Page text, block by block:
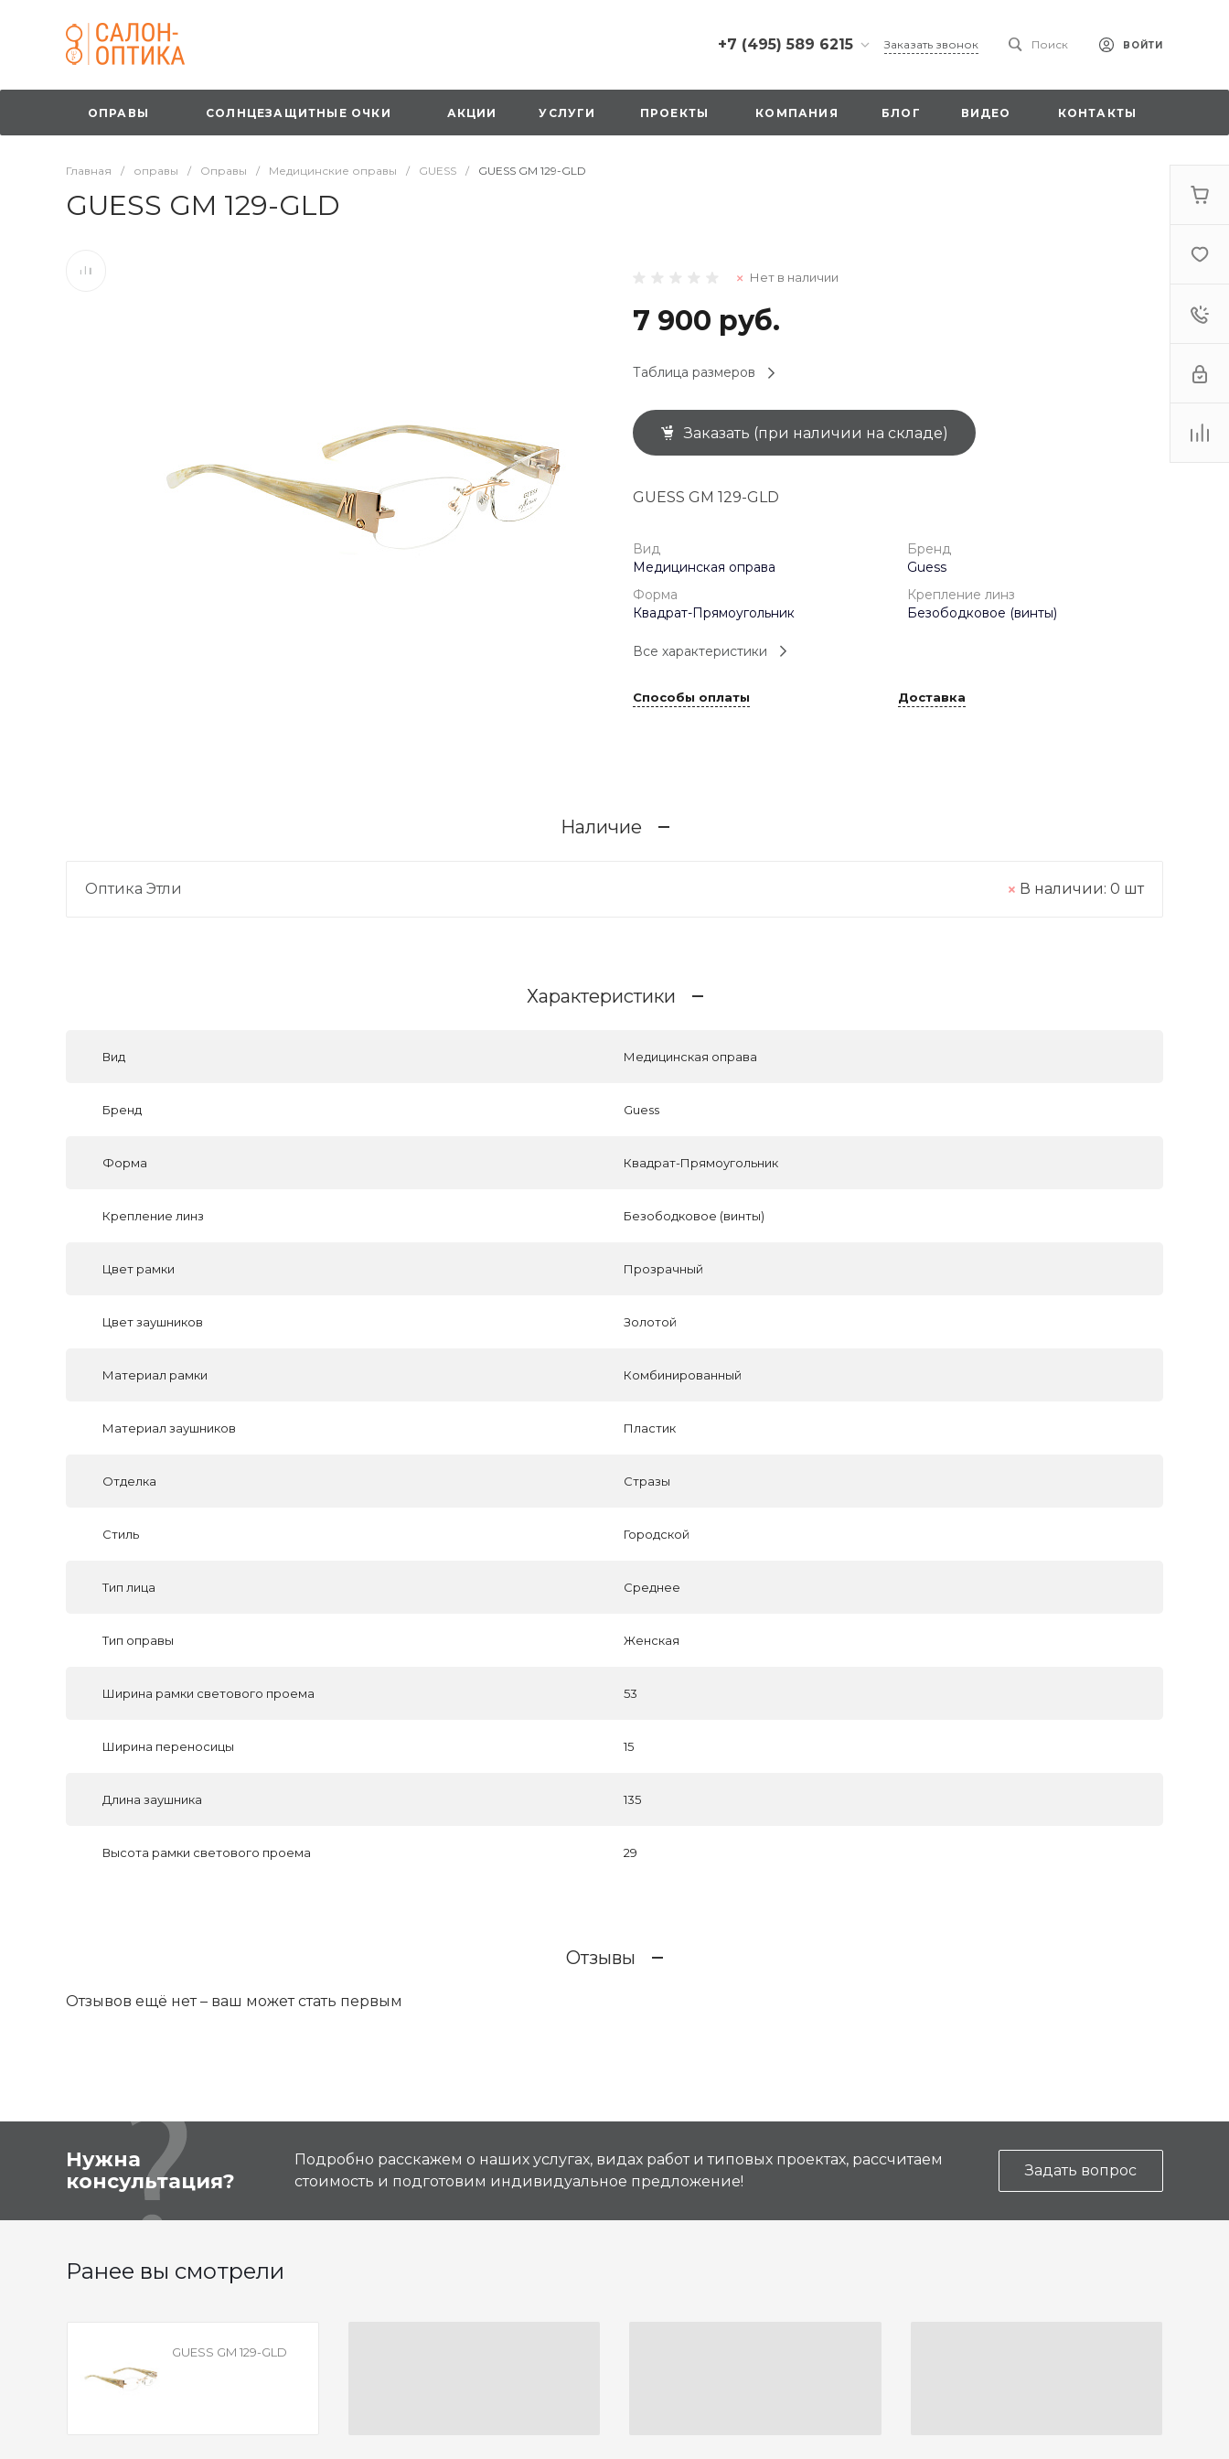
+7 (495) 589 6215
+7 (495) 589 6215
г. Москва, Русаковская
ул., д.1, вход с улицы со
стороны ТТК
г. Москва,
оранжевая вывеска
напротив «Перекрестка»
на 1 этаже
1 мая: 10:00-19:00
+7 (926) 092 4274
г. Королёв, пр-т
(0-9)
1 мая: 10:00-19:00
9 мая: 10:00-19:00
Заказать звонок Поиск ВОЙТИ
ОПРАВЫ СОЛНЦЕЗАЩИТНЫЕ ОЧКИ АКЦИИ УСЛУГИ ПРОЕКТЫ КОМПАНИЯ БЛОГ ВИДЕО КОНТАКТЫ
Главная / оправы / Оправы / Медицинские оправы / GUESS / GUESS GM 129-GLD
GUESS GM 129-GLD
Нет в наличии
7 900 руб.
Таблица размеров
Заказать (при наличии на складе)
GUESS GM 129-GLD
Вид
Медицинская оправа
Бренд
Guess
Форма
Квадрат-Прямоугольник
Крепление линз
Безободковое (винты)
Все характеристики
Способы оплаты Доставка
Наличие
Оптика Этли В наличии: 0 шт
Характеристики
Вид Медицинская оправа
Бренд Guess
Форма Квадрат-Прямоугольник
Крепление линз Безободковое (винты)
Цвет рамки Прозрачный
Цвет заушников Золотой
Материал рамки Комбинированный
Материал заушников Пластик
Отделка Стразы
Стиль Городской
Тип лица Среднее
Тип оправы Женская
Ширина рамки светового проема 53
Ширина переносицы 15
Длина заушника 135
Высота рамки светового проема 29
Отзывы
Отзывов ещё нет – ваш может стать первым
Нужна
консультация?
Подробно расскажем о наших услугах, видах работ и типовых проектах, рассчитаем
стоимость и подготовим индивидуальное предложение!
Задать вопрос
Ранее вы смотрели
GUESS GM 129-GLD